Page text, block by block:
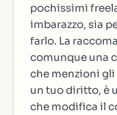
pochissimi
imbarazzo, sia
farlo. La
comunque una
che menzioni gli
un tuo diritto, è
che modifica il